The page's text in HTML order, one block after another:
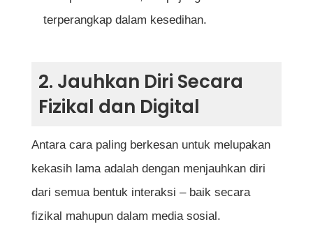
terperangkap dalam kesedihan.
2. Jauhkan Diri Secara
Fizikal dan Digital
Antara cara paling berkesan untuk melupakan
kekasih lama adalah dengan menjauhkan diri
dari semua bentuk interaksi – baik secara
fizikal mahupun dalam media sosial.